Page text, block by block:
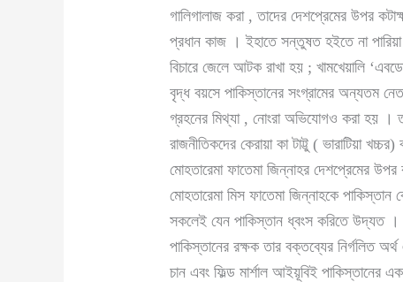
গালিগালাজ করা , তাদের দেশপ্রেমের উপর
প্রধান কাজ । ইহাতে সন্তুষত হইতে না পারিয়া
বিচারে জেলে আটক রাখা হয় ; খামখেয়ালি
বৃদ্ধ বয়সে পাকিস্তানের সংগ্রামের অন্যতম
গ্রহনের মিথ্যা , নোংরা অভিযোগও করা হয় ।
রাজনীতিকদের কেরায়া কা টাট্টু ( ভারাটিয়া
মোহতারেমা ফাতেমা জিন্নাহর দেশপ্রেমের
মোহতারেমা মিস ফাতেমা জিন্নাহকে
সকলেই যেন পাকিস্তান ধ্বংস করিতে উদ্যত ।
পাকিস্তানের রক্ষক তার বক্তব্যের নির্গলিত
চান এবং ফিল্ড মার্শাল আইয়ূবিই পাকিস্তানের